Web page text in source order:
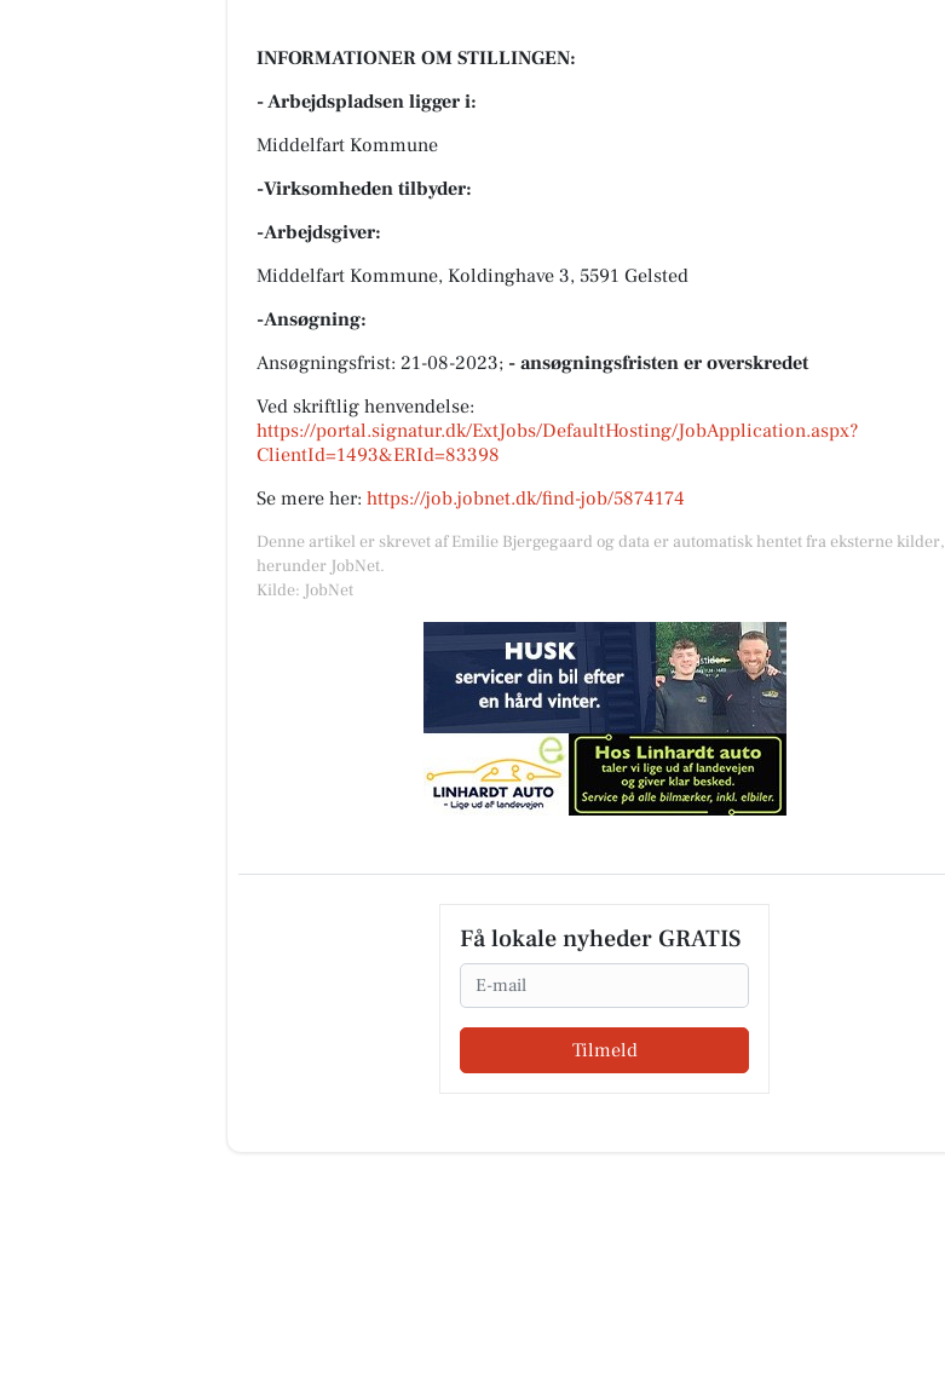
INFORMATIONER OM STILLINGEN:
- Arbejdspladsen ligger i:
Middelfart Kommune
-Virksomheden tilbyder:
-Arbejdsgiver:
Middelfart Kommune, Koldinghave 3, 5591 Gelsted
-Ansøgning:
Ansøgningsfrist: 21-08-2023; - ansøgningsfristen er overskredet
Ved skriftlig henvendelse:
https://portal.signatur.dk/ExtJobs/DefaultHosting/JobApplication.aspx?
ClientId=1493&ERId=83398
Se mere her: https://job.jobnet.dk/find-job/5874174
Denne artikel er skrevet af Emilie Bjergegaard og data er automatisk hentet fra eksterne kilder,
herunder JobNet.
Kilde: JobNet
Få lokale nyheder GRATIS
Email
Tilmeld